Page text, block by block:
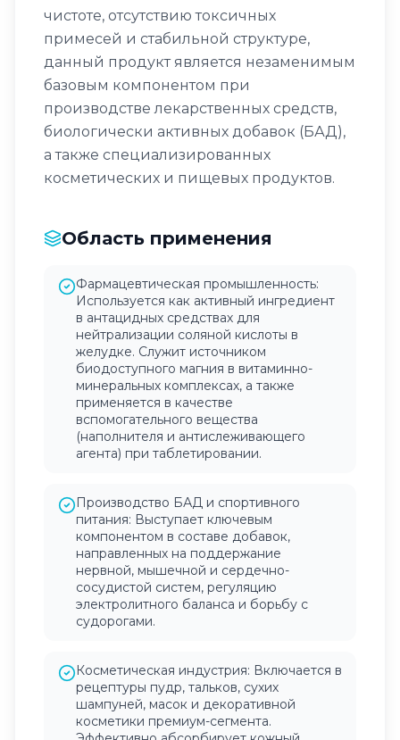
чистоте, отсутствию токсичных
примесей и стабильной структуре,
данный продукт является незаменимым
базовым компонентом при
производстве лекарственных средств,
биологически активных добавок (БАД),
а также специализированных
косметических и пищевых продуктов.
Область применения
Фармацевтическая промышленность:
Используется как активный ингредиент
в антацидных средствах для
нейтрализации соляной кислоты в
желудке. Служит источником
биодоступного магния в витаминно-
минеральных комплексах, а также
применяется в качестве
вспомогательного вещества
(наполнителя и антислеживающего
агента) при таблетировании.
Производство БАД и спортивного
питания: Выступает ключевым
компонентом в составе добавок,
направленных на поддержание
нервной, мышечной и сердечно-
сосудистой систем, регуляцию
электролитного баланса и борьбу с
судорогами.
Косметическая индустрия: Включается в
рецептуры пудр, тальков, сухих
шампуней, масок и декоративной
косметики премиум-сегмента.